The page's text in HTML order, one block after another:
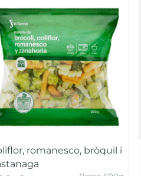
romanesco, bròquil i